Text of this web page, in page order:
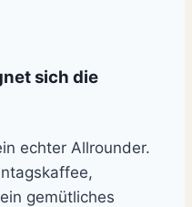
sich die
echter Allrounder.
gemütliches